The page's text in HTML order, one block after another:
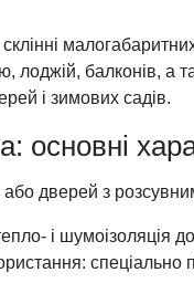
лоджій, балконів, а
і зимових садів.
основні
або дверей з
і шумоізоляція